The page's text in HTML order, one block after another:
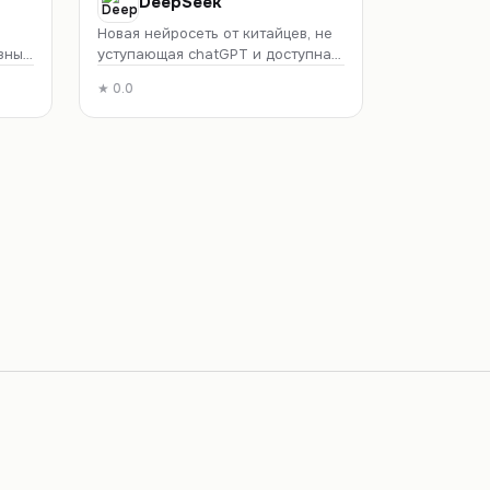
Новая нейросеть от китайцев, не
уступающая chatGPT и доступная
★ 0.0